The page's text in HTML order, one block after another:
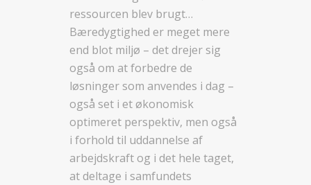
ressourcen blev brugt…
Bæredygtighed er meget mere
end blot miljø – det drejer sig
også om at forbedre de
løsninger som anvendes i dag –
også set i et økonomisk
optimeret perspektiv, men også
i forhold til uddannelse af
arbejdskraft og i det hele taget,
at deltage i samfundets